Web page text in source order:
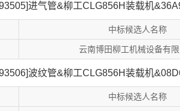
进气管&柳工CLG856H装载机
中标候选人名称
云南博田柳工机械设备有
波纹管&柳工CLG856H装载机
中标候选人名称